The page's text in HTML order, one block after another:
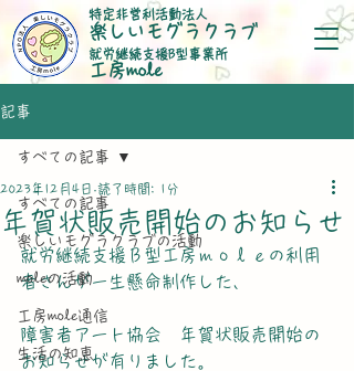
特定非営利活動法人
楽しいモグラクラブ
就労継続支援B型事業所
​工房mole
記事
すべての記事
楽しいモグラクラブの活動
moleの活動
工房mole通信
生活の知恵
すべての記事
年賀状販売開始のお知らせ
2023年12月4日 読了時間: 1分
就労継続支援Ｂ型工房ｍｏｌｅの利用
者さんが一生懸命制作した、
障害者アート協会　年賀状販売開始の
お知らせが有りました。